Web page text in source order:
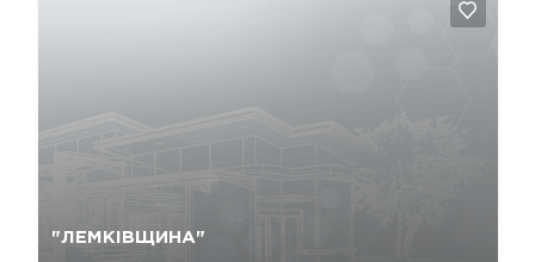
"ЛЕМКІВЩИНА"